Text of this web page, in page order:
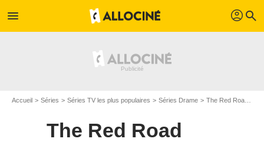
menu profil search
Accueil Séries Séries TV les plus populaires Séries Drame The Red Road
The Red Road